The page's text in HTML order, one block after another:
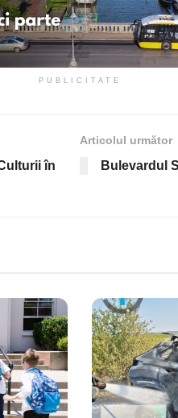
PUBLICITATE
în
Articolul următor
Bulevardul